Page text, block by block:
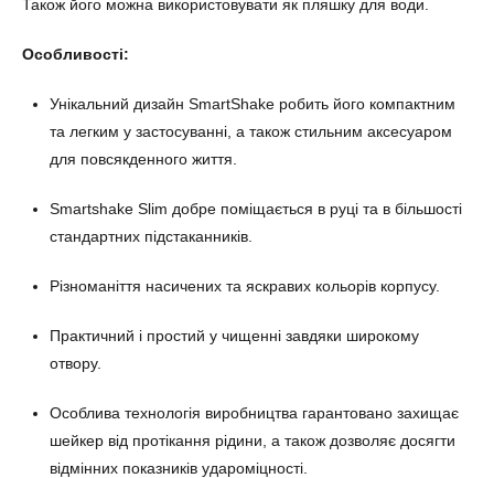
Також його можна використовувати як пляшку для води.
Особливості:
Унікальний дизайн SmartShake робить його компактним
та легким у застосуванні, а також стильним аксесуаром
для повсякденного життя.
Smartshake Slim добре поміщається в руці та в більшості
стандартних підстаканників.
Різноманіття насичених та яскравих кольорів корпусу.
Практичний і простий у чищенні завдяки широкому
отвору.
Особлива технологія виробництва гарантовано захищає
шейкер від протікання рідини, а також дозволяє досягти
відмінних показників удароміцності.